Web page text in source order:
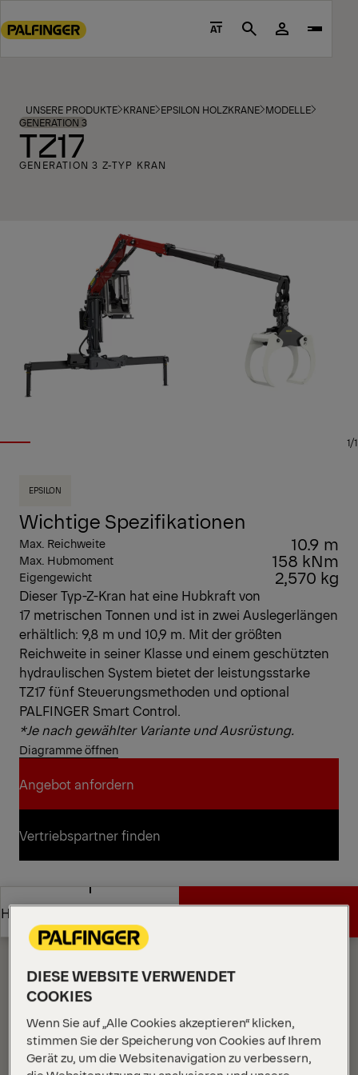
to
footer
content
AT Search
UNSERE PRODUKTE KRANE EPSILON HOLZKRANE MODELLE
GENERATION 3
TZ17
GENERATION 3 Z-TYP KRAN
1/1
EPSILON
Wichtige Spezifikationen
Max. Reichweite 10.9 m
Max. Hubmoment 158 kNm
Eigengewicht 2,570 kg
Dieser Typ-Z-Kran hat eine Hubkraft von
17 metrischen Tonnen und ist in zwei Auslegerlängen
erhältlich: 9,8 m und 10,9 m. Mit der größten
Reichweite in seiner Klasse und einem geschützten
hydraulischen System bietet der leistungsstarke
TZ17 fünf Steuerungsmethoden und optional
PALFINGER Smart Control.
*Je nach gewählter Variante und Ausrüstung.
Diagramme öffnen
Angebot anfordern
Angebot anfordern
Vertriebspartner finden
Vertriebspartner finden
Highlights
Angebot anfordern
Diagramme
DIESE WEBSITE VERWENDET
COOKIES
Wenn Sie auf „Alle Cookies akzeptieren“ klicken,
stimmen Sie der Speicherung von Cookies auf Ihrem
Gerät zu, um die Websitenavigation zu verbessern,